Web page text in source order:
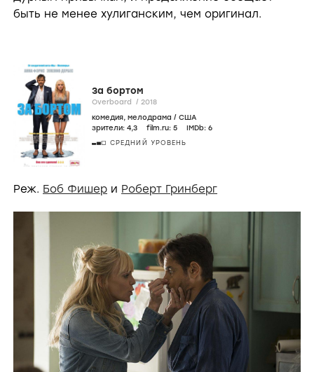
быть не менее хулиганским, чем оригинал.
За бортом
Overboard / 2018
комедия, мелодрама / США
зрители: 4,3 film.ru: 5 IMDb: 6
СРЕДНИЙ УРОВЕНЬ
Реж. Боб Фишер и Роберт Гринберг